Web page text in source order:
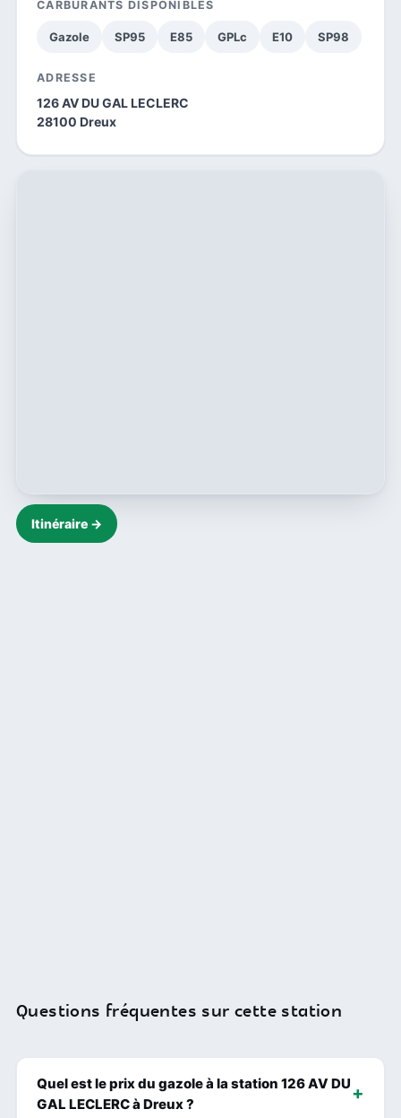
CARBURANTS DISPONIBLES
Gazole SP95 E85 GPLc E10 SP98
ADRESSE
126 AV DU GAL LECLERC
28100 Dreux
Itinéraire →
Questions fréquentes sur cette station
Quel est le prix du gazole à la station 126 AV DU
GAL LECLERC à Dreux ?